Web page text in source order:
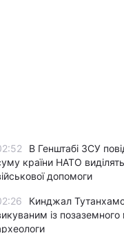
В Генштабі ЗСУ
країни НАТО виділять
допомоги
Кинджал
із